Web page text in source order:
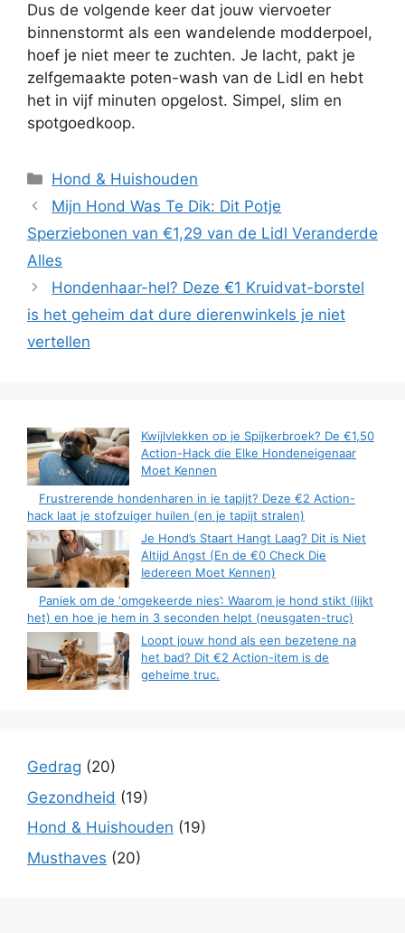
Dus de volgende keer dat jouw viervoeter
binnenstormt als een wandelende modderpoel,
hoef je niet meer te zuchten. Je lacht, pakt je
zelfgemaakte poten-wash van de Lidl en hebt
het in vijf minuten opgelost. Simpel, slim en
spotgoedkoop.
Categorieën
Hond & Huishouden
Mijn Hond Was Te Dik: Dit Potje
Sperziebonen van €1,29 van de Lidl Veranderde
Alles
Hondenhaar-hel? Deze €1 Kruidvat-borstel
is het geheim dat dure dierenwinkels je niet
vertellen
Kwijlvlekken op je Spijkerbroek? De €1,50
Action-Hack die Elke Hondeneigenaar
Moet Kennen
Frustrerende hondenharen in je tapijt? Deze €2 Action-
hack laat je stofzuiger huilen (en je tapijt stralen)
Je Hond’s Staart Hangt Laag? Dit is Niet
Altijd Angst (En de €0 Check Die
Iedereen Moet Kennen)
Paniek om de ‘omgekeerde nies’: Waarom je hond stikt (lijkt
het) en hoe je hem in 3 seconden helpt (neusgaten-truc)
Loopt jouw hond als een bezetene na
het bad? Dit €2 Action-item is de
geheime truc.
Gedrag (20)
Gezondheid (19)
Hond & Huishouden (19)
Musthaves (20)